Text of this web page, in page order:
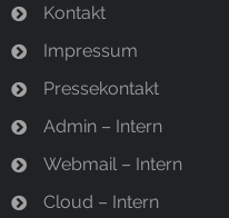
Kontakt
Impressum
Pressekontakt
Admin – Intern
Webmail – Intern
Cloud – Intern